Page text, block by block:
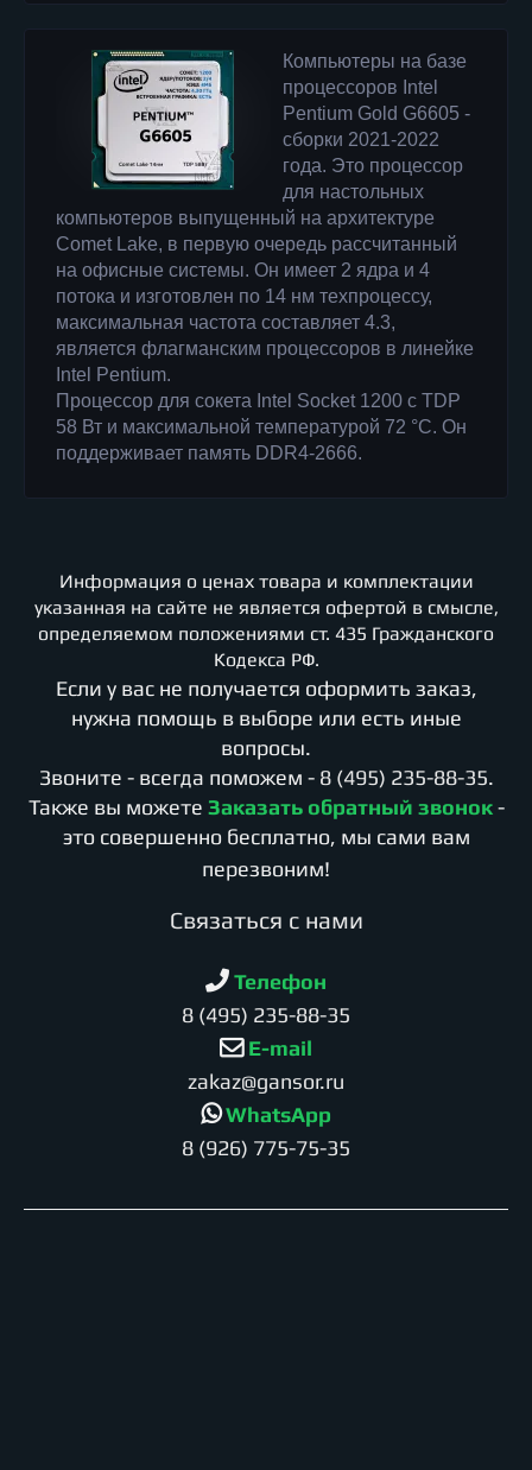
Компьютеры на базе
процессоров Intel
Pentium Gold G6605 -
сборки 2021-2022
года. Это процессор
для настольных
компьютеров выпущенный на архитектуре
Comet Lake, в первую очередь рассчитанный
на офисные системы. Он имеет 2 ядра и 4
потока и изготовлен по 14 нм техпроцессу,
максимальная частота составляет 4.3,
является флагманским процессоров в линейке
Intel Pentium.
Процессор для сокета Intel Socket 1200 с TDP
58 Вт и максимальной температурой 72 °C. Он
поддерживает память DDR4-2666.
Информация о ценах товара и комплектации
указанная на сайте не является офертой в смысле,
определяемом положениями ст. 435 Гражданского
Кодекса РФ.
Если у вас не получается оформить заказ,
нужна помощь в выборе или есть иные
вопросы.
Звоните - всегда поможем - 8 (495) 235-88-35.
Также вы можете Заказать обратный звонок -
это совершенно бесплатно, мы сами вам
перезвоним!
Cвязаться с нами
Телефон
8 (495) 235-88-35
E-mail
zakaz@gansor.ru
WhatsApp
8 (926) 775-75-35